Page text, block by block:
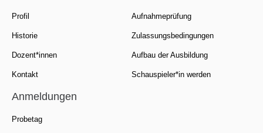
Profil
Historie
Dozent*innen
Kontakt
Aufnahmeprüfung
Zulassungsbedingungen
Aufbau der Ausbildung
Schauspieler*in werden
Anmeldungen
Probetag